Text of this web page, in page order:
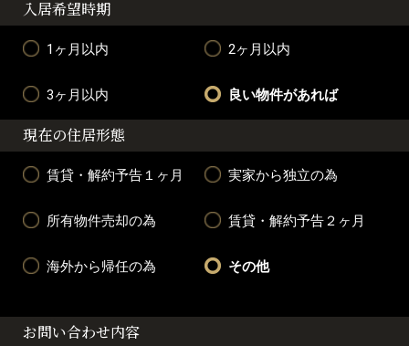
入居希望時期
1ヶ月以内 2ヶ月以内
3ヶ月以内 良い物件があれば
現在の住居形態
賃貸・解約予告１ヶ月 実家から独立の為
所有物件売却の為 賃貸・解約予告２ヶ月
海外から帰任の為 その他
お問い合わせ内容